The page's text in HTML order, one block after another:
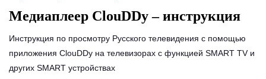
Медиаплеер ClouDDy – инструкция
Инструкция по просмотру Русского телевидения с помощью
приложения ClouDDy на телевизорах с функцией SMART TV и
других SMART устройствах